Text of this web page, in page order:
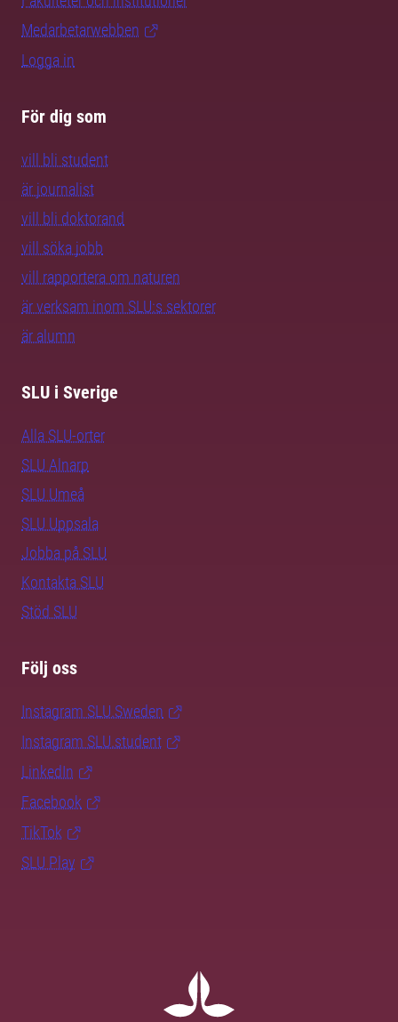
Medarbetarwebben
Logga in
För dig som
vill bli student
är journalist
vill bli doktorand
vill söka jobb
vill rapportera om naturen
är verksam inom SLU:s sektorer
är alumn
SLU i Sverige
Alla SLU-orter
SLU Alnarp
SLU Umeå
SLU Uppsala
Jobba på SLU
Kontakta SLU
Stöd SLU
Följ oss
Instagram SLU.Sweden
Instagram SLU.student
LinkedIn
Facebook
TikTok
SLU Play